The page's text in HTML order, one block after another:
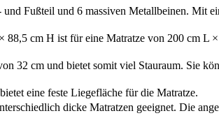
Fußteil und 6 massiven Metallbeinen. Mit
cm H ist für eine Matratze von 200 cm L
32 cm und bietet somit viel Stauraum. Sie
eine feste Liegefläche für die Matratze.
dicke Matratzen geeignet. Die